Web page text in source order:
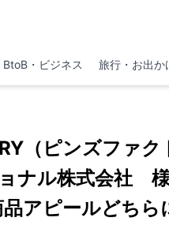
BtoB・ビジネス 旅行・お出か
（ピンズファ
ナル株式会社
品アピールどち